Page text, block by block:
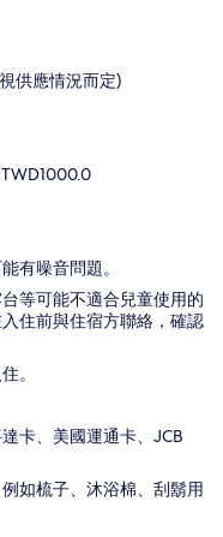
供應情況而定)
有噪音問題。
等可能不適合兒童使用的
住前與住宿方聯絡，確認
。
卡、美國運通卡、JCB
如梳子、沐浴棉、刮鬍用